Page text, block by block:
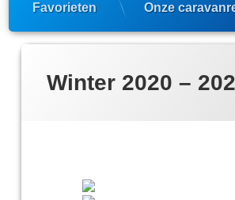
Favorieten Onze
Winter 2020 –